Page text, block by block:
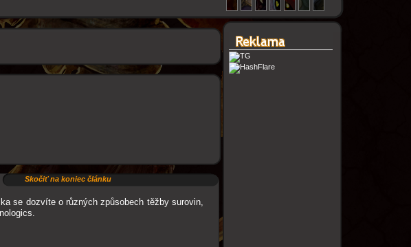
Skočiť na koniec článku
se dozvíte o různých způsobech těžby surovin,